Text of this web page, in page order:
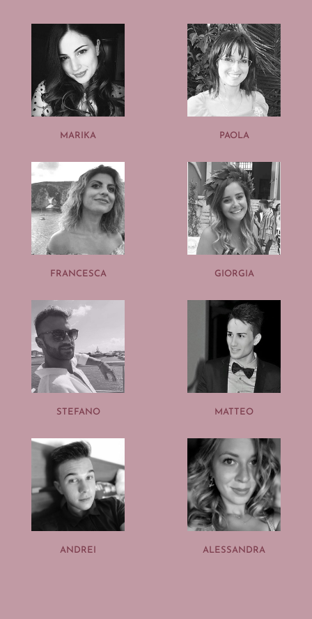
MARIKA PAOLA
FRANCESCA GIORGIA
STEFANO MATTEO
ANDREI ALESSANDRA